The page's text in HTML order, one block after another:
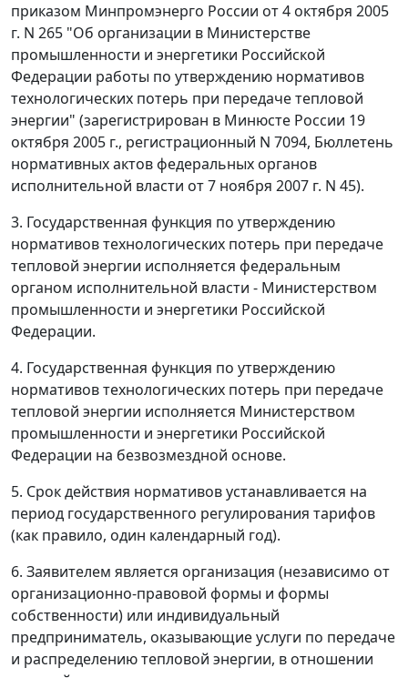
приказом Минпромэнерго России от 4 октября 2005
г. N 265 "Об организации в Министерстве
промышленности и энергетики Российской
Федерации работы по утверждению нормативов
технологических потерь при передаче тепловой
энергии" (зарегистрирован в Минюсте России 19
октября 2005 г., регистрационный N 7094, Бюллетень
нормативных актов федеральных органов
исполнительной власти от 7 ноября 2007 г. N 45).
3. Государственная функция по утверждению
нормативов технологических потерь при передаче
тепловой энергии исполняется федеральным
органом исполнительной власти - Министерством
промышленности и энергетики Российской
Федерации.
4. Государственная функция по утверждению
нормативов технологических потерь при передаче
тепловой энергии исполняется Министерством
промышленности и энергетики Российской
Федерации на безвозмездной основе.
5. Срок действия нормативов устанавливается на
период государственного регулирования тарифов
(как правило, один календарный год).
6. Заявителем является организация (независимо от
организационно-правовой формы и формы
собственности) или индивидуальный
предприниматель, оказывающие услуги по передаче
и распределению тепловой энергии, в отношении